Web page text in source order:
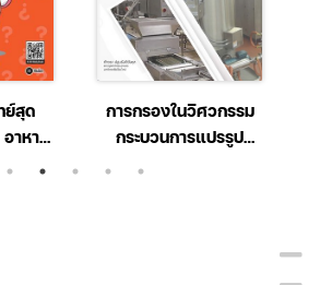
ย์สุด
การกรองในวิศวกรรม
กระบวนการแปรรูป